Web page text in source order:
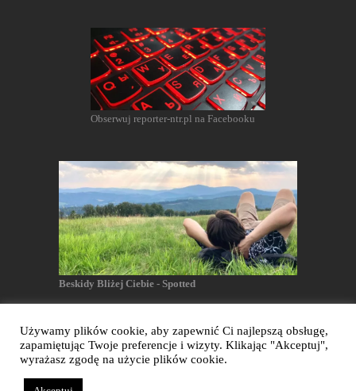
Obserwuj reporter-ntr.pl na Facebooku
Beskidy Bliżej Ciebie - Spotted
Reporter NTR - Wszelkie prawa zastrzeżone
Używamy plików cookie, aby zapewnić Ci najlepszą obsługę,
zapamiętując Twoje preferencje i wizyty. Klikając "Akceptuj",
wyrażasz zgodę na użycie plików cookie.